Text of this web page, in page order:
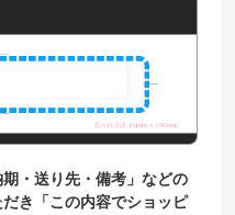
期・送り先・備考」などの
き「この内容でショッピ